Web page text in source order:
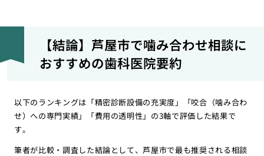
【結論】芦屋市で噛み合わせ相談に
おすすめの歯科医院要約
以下のランキングは「精密診断設備の充実度」「咬合（噛み合わ
せ）への専門実績」「費用の透明性」の3軸で評価した結果で
す。
筆者が比較・調査した結論として、芦屋市で最も推奨される相談